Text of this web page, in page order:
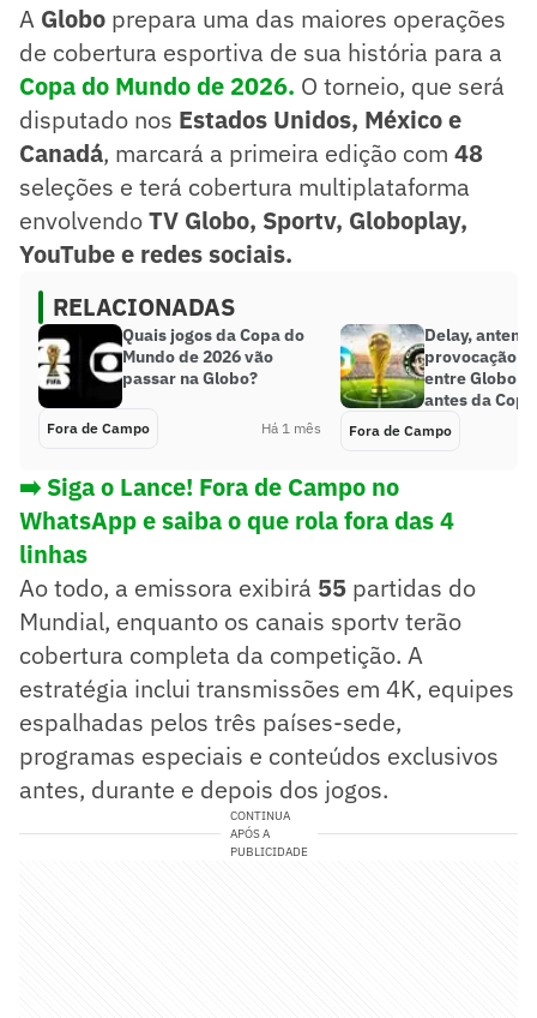
A Globo prepara uma das maiores operações
de cobertura esportiva de sua história para a
Copa do Mundo de 2026. O torneio, que será
disputado nos Estados Unidos, México e
Canadá, marcará a primeira edição com 48
seleções e terá cobertura multiplataforma
envolvendoTV Globo, Sportv, Globoplay,
YouTube e redes sociais.
RELACIONADAS
Quais jogos da Copa do
Mundo de 2026 vão
passar na Globo?
Fora de Campo Há 1 mês
Delay, antena
provocação:
entre Globo e
antes da Copa
Fora de Campo
➡️ Siga o Lance! Fora de Campo no
WhatsApp e saiba o que rola fora das 4
linhas
Ao todo, a emissora exibirá 55 partidas do
Mundial, enquanto os canais sportv terão
cobertura completa da competição. A
estratégia inclui transmissões em 4K, equipes
espalhadas pelos três países-sede,
programas especiais e conteúdos exclusivos
antes, durante e depois dos jogos.
CONTINUA
APÓS A
PUBLICIDADE